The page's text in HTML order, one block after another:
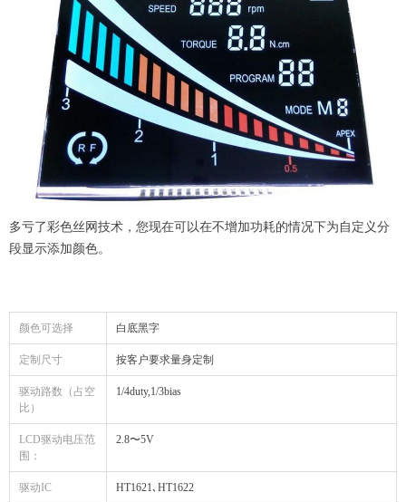
多亏了彩色丝网技术，您现在可以在不增加功耗的情况下为自定义分
段显示添加颜色。
颜色可选择 白底黑字
定制尺寸 按客户要求量身定制
驱动路数（占空
比）
1/4duty,1/3bias
LCD驱动电压范
围：
2.8〜5V
驱动IC HT1621､HT1622